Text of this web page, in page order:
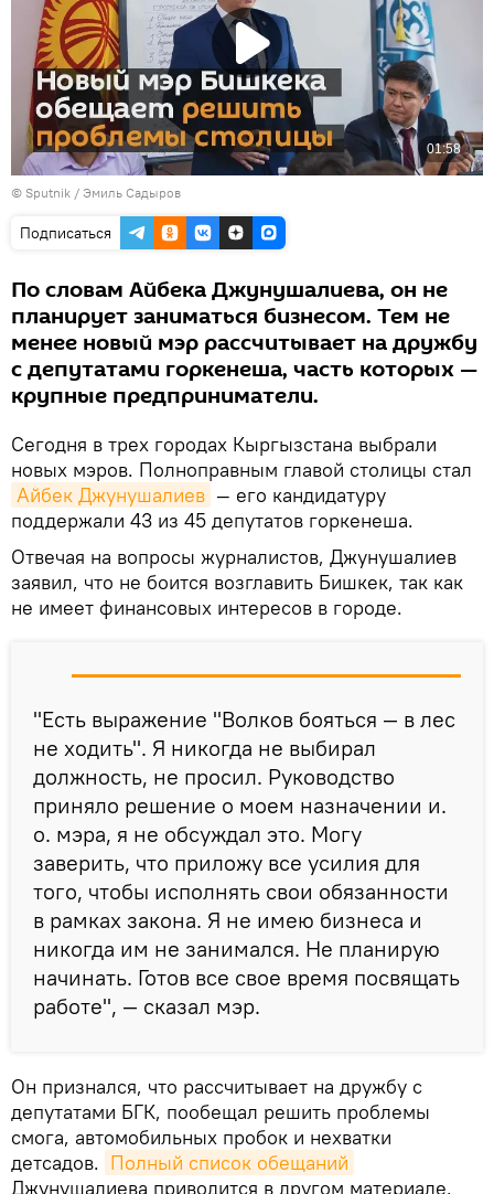
© Sputnik / Эмиль Садыров
Подписаться
По словам Айбека Джунушалиева, он не
планирует заниматься бизнесом. Тем не
менее новый мэр рассчитывает на дружбу
с депутатами горкенеша, часть которых —
крупные предприниматели.
Сегодня в трех городах Кыргызстана выбрали
новых мэров. Полноправным главой столицы стал
Айбек Джунушалиев — его кандидатуру
поддержали 43 из 45 депутатов горкенеша.
Отвечая на вопросы журналистов, Джунушалиев
заявил, что не боится возглавить Бишкек, так как
не имеет финансовых интересов в городе.
"Есть выражение "Волков бояться — в лес
не ходить". Я никогда не выбирал
должность, не просил. Руководство
приняло решение о моем назначении и.
о. мэра, я не обсуждал это. Могу
заверить, что приложу все усилия для
того, чтобы исполнять свои обязанности
в рамках закона. Я не имею бизнеса и
никогда им не занимался. Не планирую
начинать. Готов все свое время посвящать
работе", — сказал мэр.
Он признался, что рассчитывает на дружбу с
депутатами БГК, пообещал решить проблемы
смога, автомобильных пробок и нехватки
детсадов. Полный список обещаний
Джунушалиева приводится в другом материале.